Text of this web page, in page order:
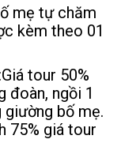
mẹ tự chăm
kèm theo 01
tour 50%
đoàn, ngồi 1
giường bố mẹ.
75% giá tour